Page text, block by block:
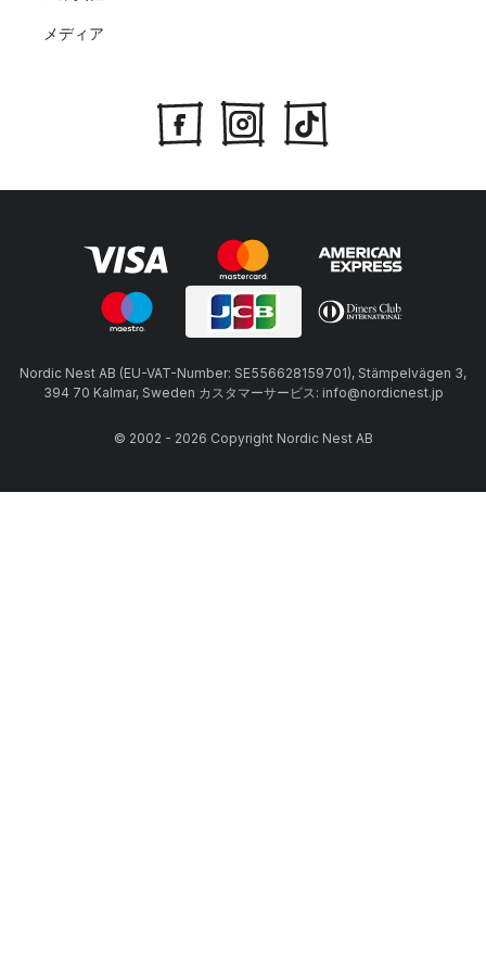
メディア
Nordic Nest AB (EU-VAT-Number: SE556628159701), Stämpelvägen 3,
394 70 Kalmar, Sweden カスタマーサービス: info@nordicnest.jp
© 2002 - 2026 Copyright Nordic Nest AB